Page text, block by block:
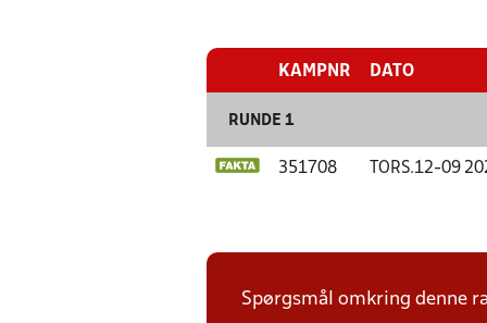
KAMPNR DATO
RUNDE 1
351708 TORS.12-09
Spørgsmål omkring denne